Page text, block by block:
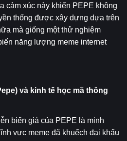
cảm xúc này khiến PEPE không
thống được xây dựng dựa trên
mà giống một thử nghiệm
năng lượng meme internet
và kinh tế học mã thông
biến giá của PEPE là minh
vực meme đã khuếch đại khẩu